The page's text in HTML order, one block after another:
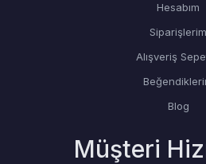
Hesabım
Siparişlerim
Alışveriş
Blog
Müşteri